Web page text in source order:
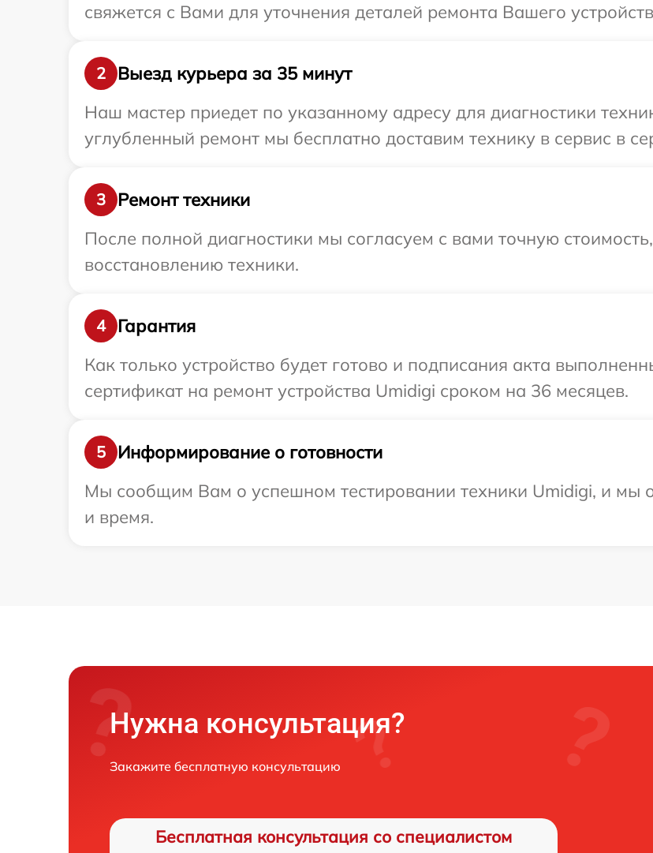
свяжется с Вами для уточнения деталей ремонта Вашего
2
Выезд курьера за 35 минут
Наш мастер приедет по указанному адресу для диагностики
углубленный ремонт мы бесплатно доставим технику в сервис в
3
Ремонт техники
После полной диагностики мы согласуем с вами точную
восстановлению техники.
4
Гарантия
Как только устройство будет готово и подписания акта
сертификат на ремонт устройства Umidigi сроком на 36 месяцев.
5
Информирование о готовности
Мы сообщим Вам о успешном тестировании техники Umidigi, и мы
и время.
Нужна консультация?
Закажите бесплатную консультацию
Бесплатная консультация со специалистом